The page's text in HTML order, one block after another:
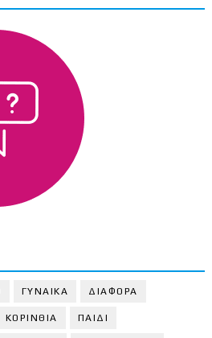
ΓΥΝΑΙΚΑ ΔΙΑΦΟΡΑ
ΚΟΡΙΝΘΙA ΠΑΙΔΙ